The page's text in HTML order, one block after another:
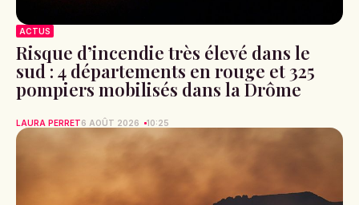
ACTUS
Risque d’incendie très élevé dans le
sud : 4 départements en rouge et 325
pompiers mobilisés dans la Drôme
LAURA PERRET6 AOÛT 2026 10:25